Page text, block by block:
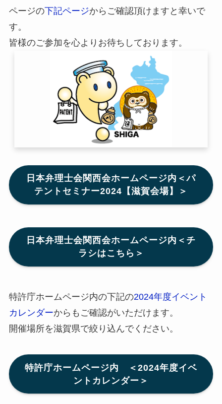
ページの下記ページからご確認頂けますと幸いで
す。
皆様のご参加を心よりお待ちしております。
日本弁理士会関西会ホームページ内＜パ
テントセミナー2024【滋賀会場】＞
日本弁理士会関西会ホームページ内＜チ
ラシはこちら＞
特許庁ホームページ内の下記の2024年度イベント
カレンダーからもご確認がいただけます。
開催場所を滋賀県で絞り込んでください。
特許庁ホームページ内 ＜2024年度イベ
ントカレンダー＞